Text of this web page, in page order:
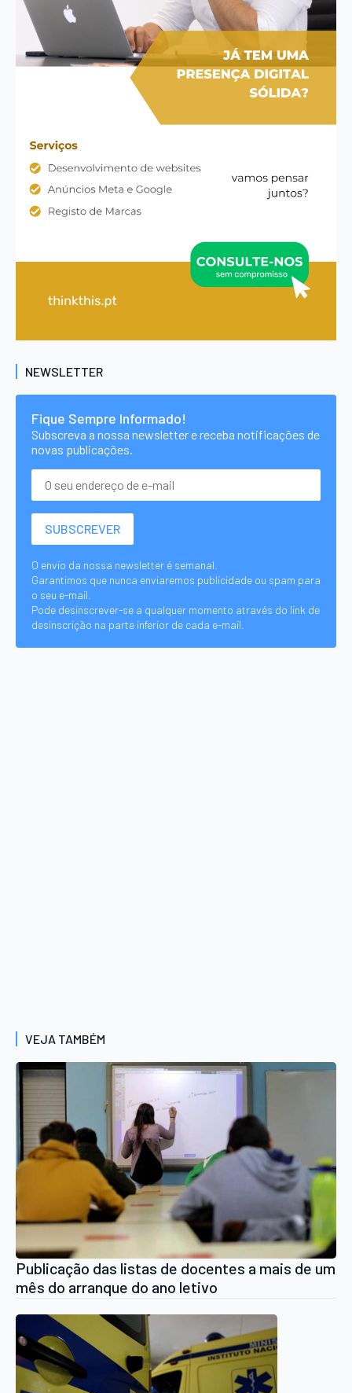
NEWSLETTER
Fique Sempre Informado!
Subscreva a nossa newsletter e receba notificações de
novas publicações.
O envio da nossa newsletter é semanal.
Garantimos que nunca enviaremos publicidade ou spam para
o seu e-mail.
Pode desinscrever-se a qualquer momento através do link de
desinscrição na parte inferior de cada e-mail.
VEJA TAMBÉM
Publicação das listas de docentes a mais de um
mês do arranque do ano letivo